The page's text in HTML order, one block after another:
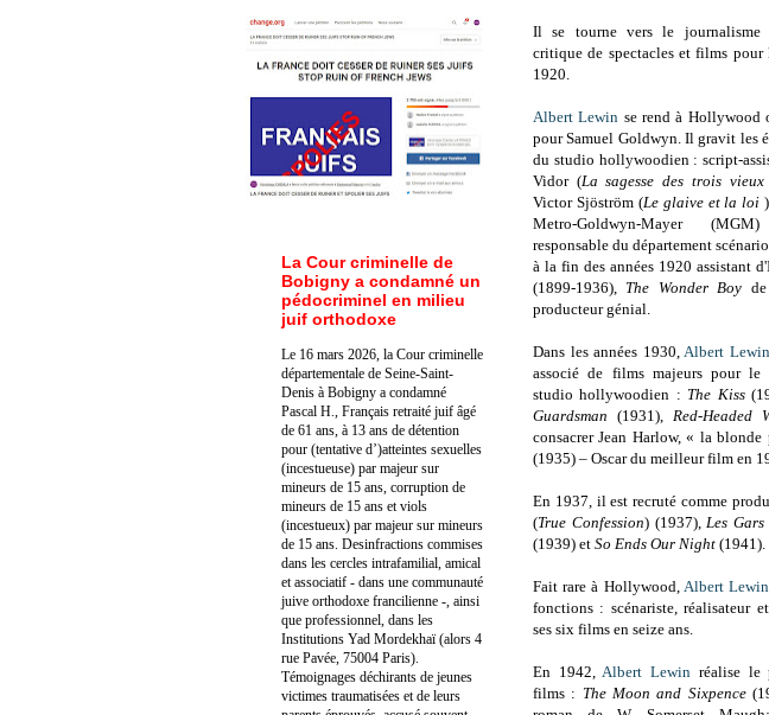
Il se tourne vers le journalisme
critique de spectacles et films
1920.
Albert Lewin se rend à Hollywood
pour Samuel Goldwyn. Il gravit les
du studio hollywoodien : script-
Vidor (La sagesse des trois vieux
Victor Sjöström (Le glaive et la loi
Metro-Goldwyn-Mayer
responsable du département
à la fin des années 1920 assistant
(1899-1936), The Wonder Boy
producteur génial.
Dans les années 1930,Albert Lewin
associé de films majeurs pour le
studio hollywoodien : The Kiss
Guardsman (1931), Red-Headed
consacrer Jean Harlow, « la
(1935) – Oscar du meilleur film en
En 1937, il est recruté comme
(True Confession) (1937),Les
(1939) et So Ends Our Night (1941).
Fait rare à Hollywood, Albert Lewin
fonctions : scénariste, réalisateur
ses six films en seize ans.
En 1942,Albert Lewin réalise le
films : The Moon and Sixpence
La Cour criminelle de
Bobigny a condamné un
pédocriminel en milieu
juif orthodoxe
Le 16 mars 2026, la Cour criminelle
départementale de Seine-Saint-
Denis à Bobigny a condamné
Pascal H., Français retraité juif âgé
de 61 ans, à 13 ans de détention
pour (tentative d’)atteintes sexuelles
(incestueuse) par majeur sur
mineurs de 15 ans, corruption de
mineurs de 15 ans et viols
(incestueux) par majeur sur mineurs
de 15 ans. Desinfractions commises
dans les cercles intrafamilial, amical
et associatif - dans une communauté
juive orthodoxe francilienne -, ainsi
que professionnel, dans les
Institutions Yad Mordekhaï (alors 4
rue Pavée, 75004 Paris).
Témoignages déchirants de jeunes
victimes traumatisées et de leurs